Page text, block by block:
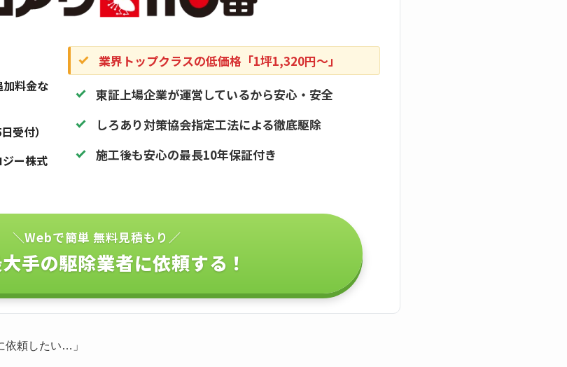
料金な
受付）
ー株式
業界トップクラスの低価格「1坪1,320円〜」
東証上場企業が運営しているから安心・安全
しろあり対策協会指定工法による徹底駆除
施工後も安心の最長10年保証付き
＼Webで簡単 無料見積もり／
手の駆除業者に依頼する！
依頼したい…」